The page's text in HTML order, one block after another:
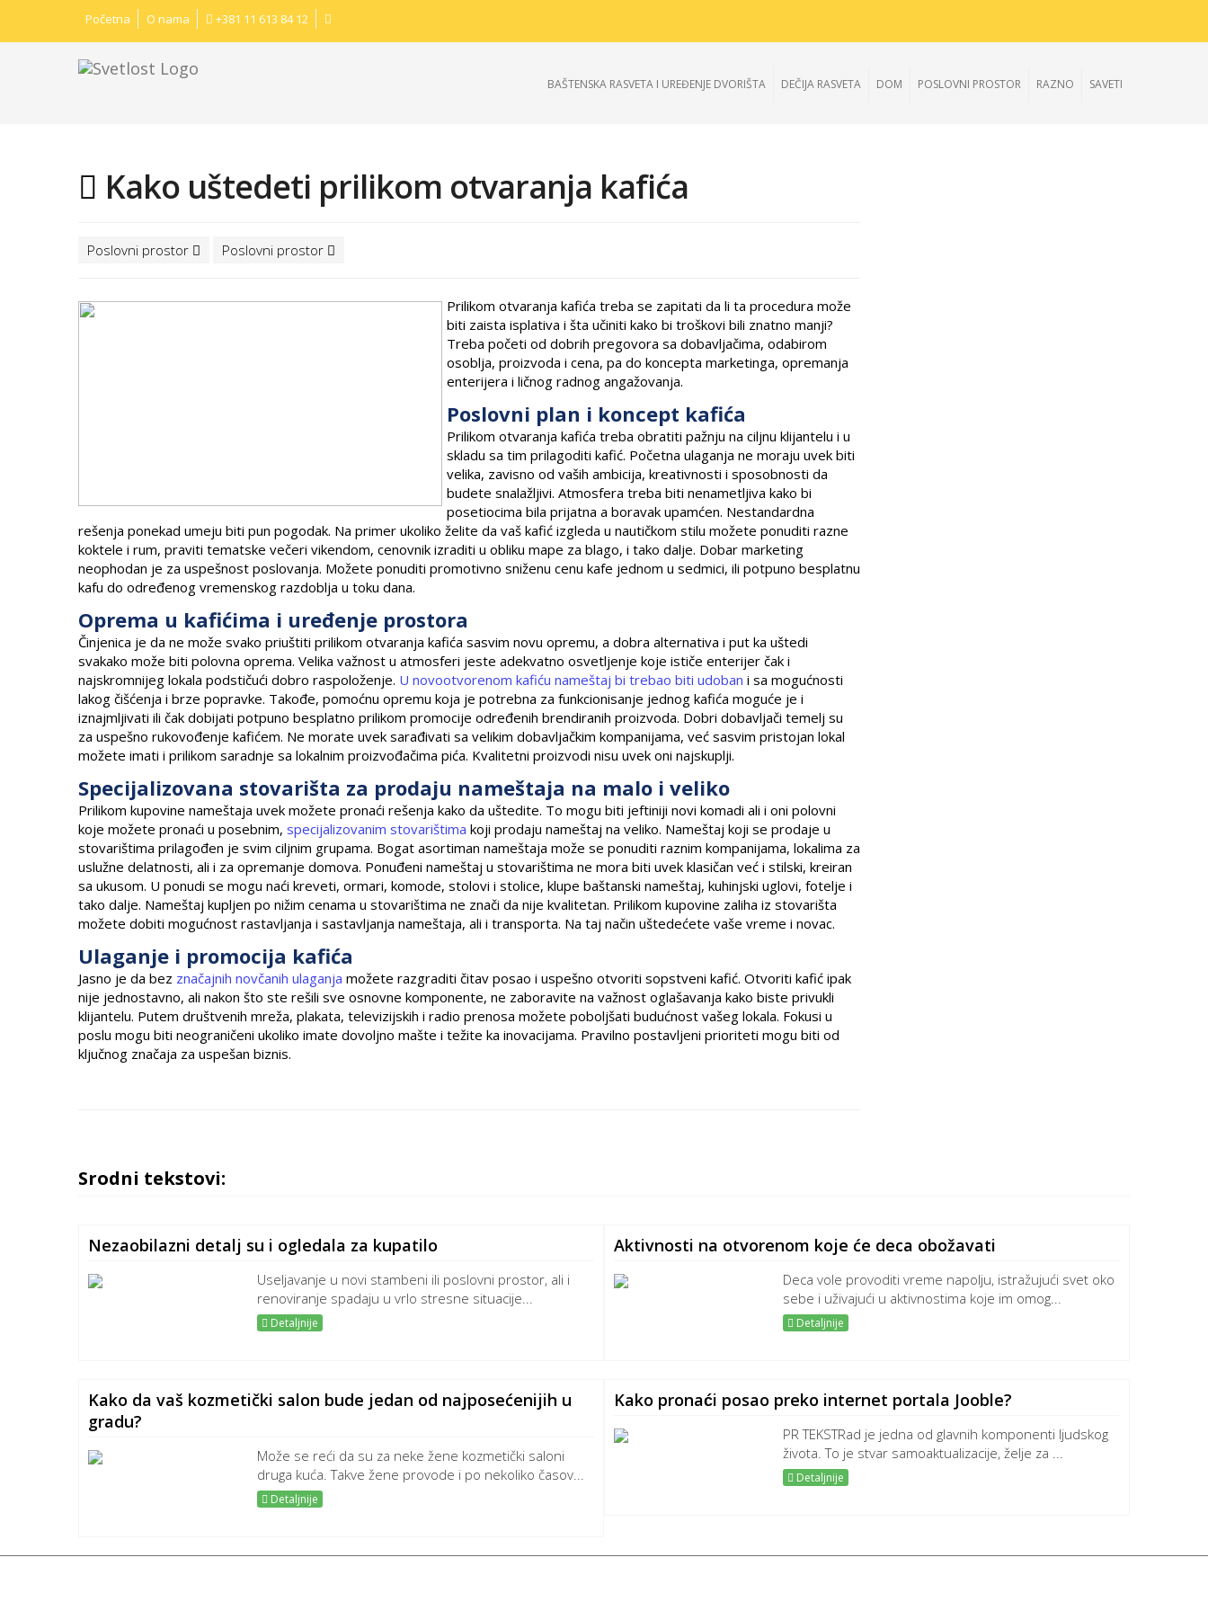
Početna O nama +381 11 613 84 12
BAŠTENSKA RASVETA I UREĐENJE DVORIŠTA DEČIJA RASVETA DOM POSLOVNI PROSTOR RAZNO SAVETI
Kako uštedeti prilikom otvaranja kafića
Poslovni prostor Poslovni prostor
Prilikom otvaranja kafića treba se zapitati da li ta procedura može
biti zaista isplativa i šta učiniti kako bi troškovi bili znatno manji?
Treba početi od dobrih pregovora sa dobavljačima, odabirom
osoblja, proizvoda i cena, pa do koncepta marketinga, opremanja
enterijera i ličnog radnog angažovanja.
Poslovni plan i koncept kafića
Prilikom otvaranja kafića treba obratiti pažnju na ciljnu klijantelu i u
skladu sa tim prilagoditi kafić. Početna ulaganja ne moraju uvek biti
velika, zavisno od vaših ambicija, kreativnosti i sposobnosti da
budete snalažljivi. Atmosfera treba biti nenametljiva kako bi
posetiocima bila prijatna a boravak upamćen. Nestandardna
rešenja ponekad umeju biti pun pogodak. Na primer ukoliko želite da vaš kafić izgleda u nautičkom stilu možete ponuditi razne
koktele i rum, praviti tematske večeri vikendom, cenovnik izraditi u obliku mape za blago, i tako dalje. Dobar marketing
neophodan je za uspešnost poslovanja. Možete ponuditi promotivno sniženu cenu kafe jednom u sedmici, ili potpuno besplatnu
kafu do određenog vremenskog razdoblja u toku dana.
Oprema u kafićima i uređenje prostora
Činjenica je da ne može svako priuštiti prilikom otvaranja kafića sasvim novu opremu, a dobra alternativa i put ka uštedi
svakako može biti polovna oprema. Velika važnost u atmosferi jeste adekvatno osvetljenje koje ističe enterijer čak i
najskromnijeg lokala podstičući dobro raspoloženje. U novootvorenom kafiću nameštaj bi trebao biti udoban i sa mogućnosti
lakog čišćenja i brze popravke. Takođe, pomoćnu opremu koja je potrebna za funkcionisanje jednog kafića moguće je i
iznajmljivati ili čak dobijati potpuno besplatno prilikom promocije određenih brendiranih proizvoda. Dobri dobavljači temelj su
za uspešno rukovođenje kafićem. Ne morate uvek sarađivati sa velikim dobavljačkim kompanijama, već sasvim pristojan lokal
možete imati i prilikom saradnje sa lokalnim proizvođačima pića. Kvalitetni proizvodi nisu uvek oni najskuplji.
Specijalizovana stovarišta za prodaju nameštaja na malo i veliko
Prilikom kupovine nameštaja uvek možete pronaći rešenja kako da uštedite. To mogu biti jeftiniji novi komadi ali i oni polovni
koje možete pronaći u posebnim, specijalizovanim stovarištima koji prodaju nameštaj na veliko. Nameštaj koji se prodaje u
stovarištima prilagođen je svim ciljnim grupama. Bogat asortiman nameštaja može se ponuditi raznim kompanijama, lokalima za
uslužne delatnosti, ali i za opremanje domova. Ponuđeni nameštaj u stovarištima ne mora biti uvek klasičan već i stilski, kreiran
sa ukusom. U ponudi se mogu naći kreveti, ormari, komode, stolovi i stolice, klupe baštanski nameštaj, kuhinjski uglovi, fotelje i
tako dalje. Nameštaj kupljen po nižim cenama u stovarištima ne znači da nije kvalitetan. Prilikom kupovine zaliha iz stovarišta
možete dobiti mogućnost rastavljanja i sastavljanja nameštaja, ali i transporta. Na taj način uštedećete vaše vreme i novac.
Ulaganje i promocija kafića
Jasno je da bez značajnih novčanih ulaganja možete razgraditi čitav posao i uspešno otvoriti sopstveni kafić. Otvoriti kafić ipak
nije jednostavno, ali nakon što ste rešili sve osnovne komponente, ne zaboravite na važnost oglašavanja kako biste privukli
klijantelu. Putem društvenih mreža, plakata, televizijskih i radio prenosa možete poboljšati budućnost vašeg lokala. Fokusi u
poslu mogu biti neograničeni ukoliko imate dovoljno mašte i težite ka inovacijama. Pravilno postavljeni prioriteti mogu biti od
ključnog značaja za uspešan biznis.
Srodni tekstovi:
Nezaobilazni detalj su i ogledala za kupatilo
Useljavanje u novi stambeni ili poslovni prostor, ali i
renoviranje spadaju u vrlo stresne situacije...
Detaljnije
Aktivnosti na otvorenom koje će deca obožavati
Deca vole provoditi vreme napolju, istražujući svet oko
sebe i uživajući u aktivnostima koje im omog...
Detaljnije
Kako da vaš kozmetički salon bude jedan od najposećenijih u
gradu?
Može se reći da su za neke žene kozmetički saloni
druga kuća. Takve žene provode i po nekoliko časov...
Detaljnije
Kako pronaći posao preko internet portala Jooble?
PR TEKSTRad je jedna od glavnih komponenti ljudskog
života. To je stvar samoaktualizacije, želje za ...
Detaljnije